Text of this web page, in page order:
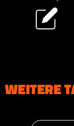
WEITERE